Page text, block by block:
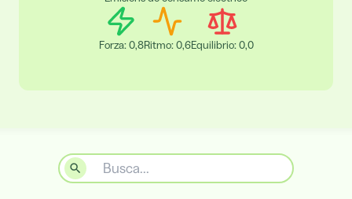
Forza:0,8Ritmo:0,6Equilibrio:0,0